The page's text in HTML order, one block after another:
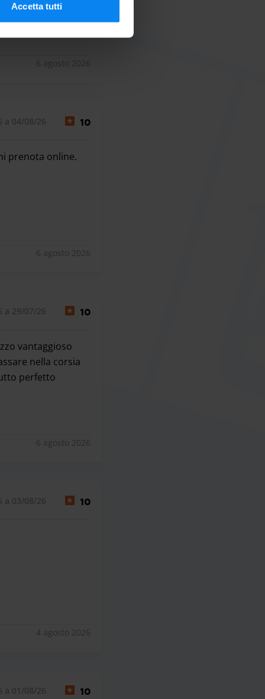
Accetta tutti
6 agosto 2026
a 04/08/26 10
prenota online.
6 agosto 2026
a 29/07/26 10
vantaggioso
nella corsia
perfetto
6 agosto 2026
a 03/08/26 10
4 agosto 2026
a 01/08/26 10